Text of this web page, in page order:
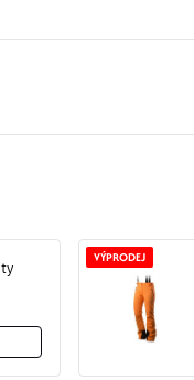
VÝPRODEJ